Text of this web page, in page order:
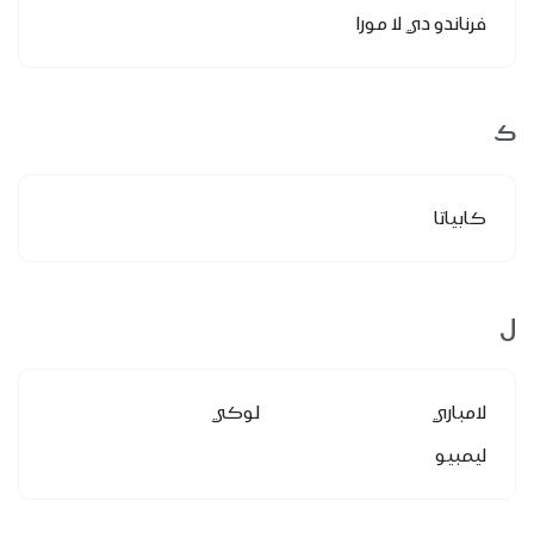
فرناندو دي لا مورا
ك
كابياتا
ل
لامباري
لوكي
ليمبيو